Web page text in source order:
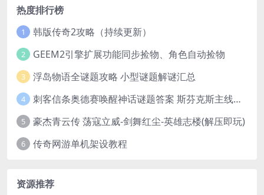
热度排行榜
1 韩版传奇2攻略（持续更新）
2 GEEM2引擎扩展功能同步捡物、角色自动捡物
3 浮岛物语全谜题攻略 小型谜题解谜汇总
4 刺客信条奥德赛唤醒神话谜题答案 斯芬克斯主线攻略
5 豪杰青云传 荡寇立威-剑舞红尘-英雄志楼(解压即玩)
6 传奇网游单机架设教程
资源推荐